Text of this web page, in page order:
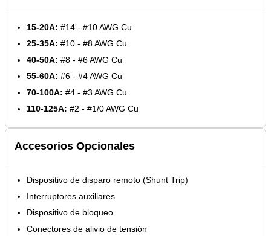
15-20A: #14 - #10 AWG Cu
25-35A: #10 - #8 AWG Cu
40-50A: #8 - #6 AWG Cu
55-60A: #6 - #4 AWG Cu
70-100A: #4 - #3 AWG Cu
110-125A: #2 - #1/0 AWG Cu
Accesorios Opcionales
Dispositivo de disparo remoto (Shunt Trip)
Interruptores auxiliares
Dispositivo de bloqueo
Conectores de alivio de tensión